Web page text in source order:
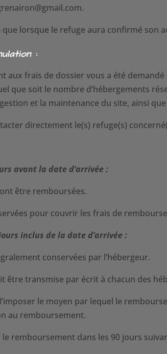
lorsque le refuge aura confirmé son
:
aux frais de dossier vous a été
que soit le nombre d’hébergements
et la maintenance du site, ainsi
directement le(s) refuge(s)
avant la date d’arrivée :
être remboursées.
pour couvrir les frais de
inclus de la date d’arrivée :
conservées par l’hébergeur.
être transmise par écrit à chacun des
le moyen par lequel le
au remboursement.
le remboursement dans les 90 jours